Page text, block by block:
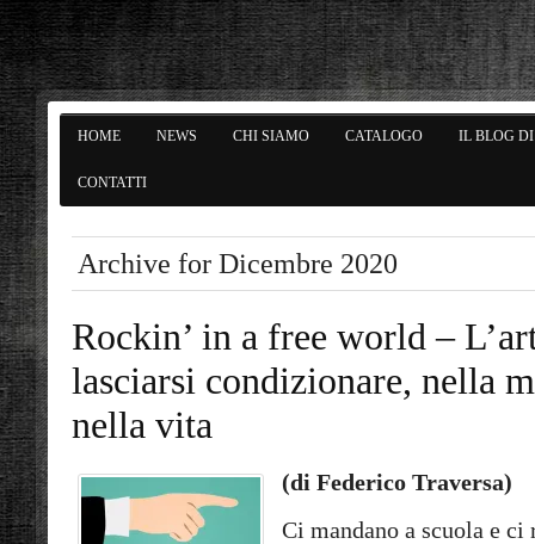
HOME NEWS CHI SIAMO CATALOGO IL BLOG
CONTATTI
Archive for Dicembre 2020
Rockin’ in a free world –
lasciarsi condizionare, nella
nella vita
(di Federico Traversa)
Ci mandano a scuola e